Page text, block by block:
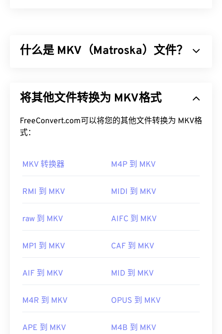
窄带信号，因此不适合用作音乐文件。
默认情况下，3GA 文件可在VLC 媒体播放器
的录音机应用程序中打开。由于 3GA 文件常用于彩
信，因此大多数
Classic、 RealPlayer MPlayer。如果打开 3GA 文
件时出现问题，请重命名文件，使其包含扩展名
首次发行：1999年
https://en.wikipedia.org/wiki/Adaptive_Multi-
https://download.cnet.com/s/3ga-player/
什么是 MKV（Matroska）文件？
件。由于它是开源的，用户可以使用开源软件
对其进
是一种著名的俄罗斯手工艺品，由一组尺寸逐渐减小
的木制娃娃相互嵌套而成。
如何打开 MKV 文件？
该播放器兼容所有操作系统和平台。这一点很重要，
可能不支持它。
味着文件可能非常大。因此，打开 MKV 文件的另一
合社区编解码器包 (CCCP)
。
开发者：
Matroska
有用的链接：
将其他文件转换为 MKV格式
FreeConvert.com可以将您的其他文件转换为 MKV格
式：
MKV 转换器 M4P 到 MKV
RMI 到 MKV MIDI 到 MKV
raw 到 MKV AIFC 到 MKV
MP1 到 MKV CAF 到 MKV
AIF 到 MKV MID 到 MKV
M4R 到 MKV OPUS 到 MKV
APE 到 MKV M4B 到 MKV